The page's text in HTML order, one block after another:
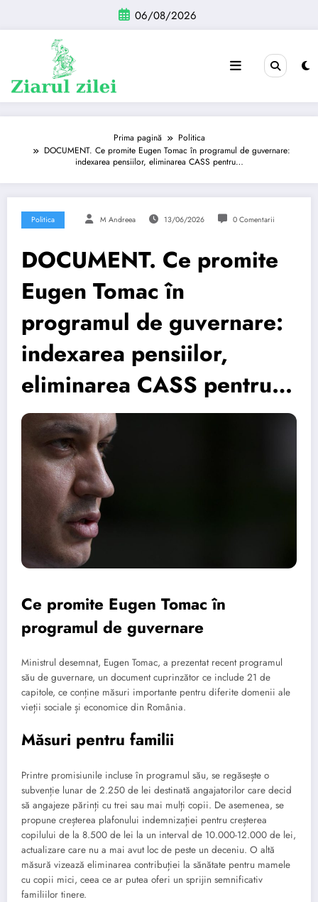
conținut
06/08/2026
Prima pagină
Politica
DOCUMENT. Ce promite Eugen Tomac în programul de guvernare:
indexarea pensiilor, eliminarea CASS pentru…
Politica M Andreea 13/06/2026 0 Comentarii
DOCUMENT. Ce promite
Eugen Tomac în
programul de guvernare:
indexarea pensiilor,
eliminarea CASS pentru…
Ce promite Eugen Tomac în
programul de guvernare
Ministrul desemnat, Eugen Tomac, a prezentat recent programul
său de guvernare, un document cuprinzător ce include 21 de
capitole, ce conține măsuri importante pentru diferite domenii ale
vieții sociale și economice din România.
Măsuri pentru familii
Printre promisiunile incluse în programul său, se regăsește o
subvenție lunar de 2.250 de lei destinată angajatorilor care decid
să angajeze părinți cu trei sau mai mulți copii. De asemenea, se
propune creșterea plafonului indemnizației pentru creșterea
copilului de la 8.500 de lei la un interval de 10.000-12.000 de lei,
actualizare care nu a mai avut loc de peste un deceniu. O altă
măsură vizează eliminarea contribuției la sănătate pentru mamele
cu copii mici, ceea ce ar putea oferi un sprijin semnificativ
familiilor tinere.